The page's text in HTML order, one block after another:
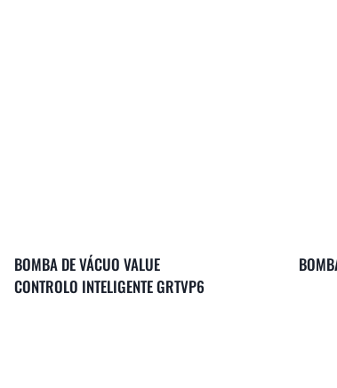
BOMBA DE VÁCUO VALUE
CONTROLO INTELIGENTE GRTVP6